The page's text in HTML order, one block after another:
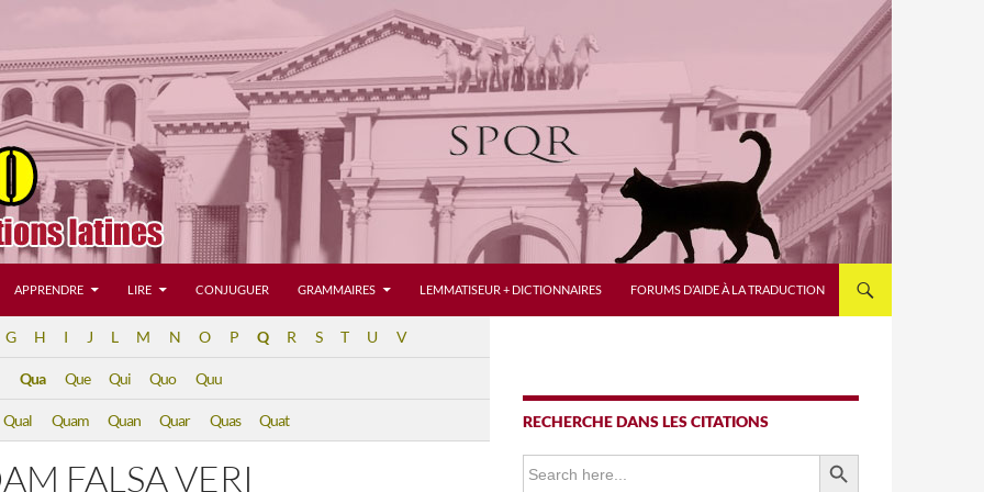
APPRENDRE LIRE CONJUGUER GRAMMAIRES LEMMATISEUR + DICTIONNAIRES FORUMS D’AIDE À LA TRADUCTION
G H I J L M N O P Q R S T U V
Qua Que Qui Quo Quu
Qual Quam Quan Quar Quas Quat
FALSA VERI
RECHERCHE DANS LES CITATIONS
Search
for:
SEARCH BUTTON